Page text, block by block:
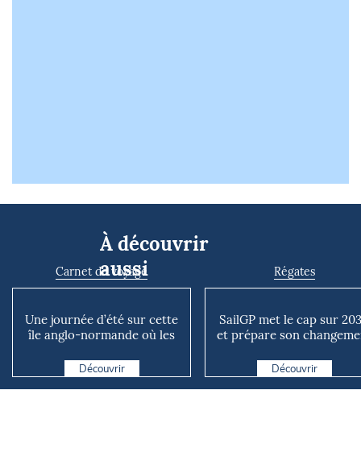
À découvrir
aussi
Carnet de voyage
Une journée d’été sur cette
île anglo-normande où les
Découvrir
Régates
SailGP met le cap sur
et prépare son
Découvrir